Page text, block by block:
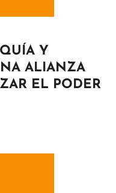
Y
ALIANZA
EL PODER